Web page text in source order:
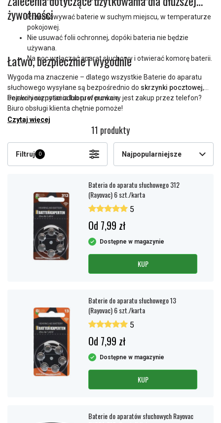
żywotności
Przechowywać baterie w suchym miejscu, w temperaturze
pokojowej.
Nie usuwać folii ochronnej, dopóki bateria nie będzie
używana.
Na noc wyłączać aparat słuchowy i otwierać komorę baterii.
Łatwo, bezpiecznie i wygodnie
Wygoda ma znaczenie – dlatego wszystkie Baterie do aparatu
słuchowego wysyłane są bezpośrednio do skrzynki pocztowej,
bez konieczności odbioru w punkcie.
Pojawiły się pytania lub preferowany jest zakup przez telefon?
Biuro obsługi klienta chętnie pomoże!
Czytaj więcej
11 produkty
Filtruj 0 Najpopularniejsze
Bateria do aparatu słuchowego 312
(Rayovac) 6 szt./karta
5
Od 7,99 zł
Dostępne w magazynie
KUP
Baterie do aparatu słuchowego 13
(Rayovac) 6 szt./karta
5
Od 7,99 zł
Dostępne w magazynie
KUP
Baterie do aparatów słuchowych Rayovac